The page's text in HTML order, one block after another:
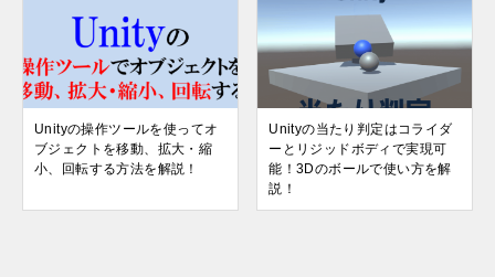
Unityの操作ツールを使ってオ
ブジェクトを移動、拡大・縮
小、回転する方法を解説！
Unityの当たり判定はコライダ
ーとリジッドボディで実現可
能！3Dのボールで使い方を解
説！